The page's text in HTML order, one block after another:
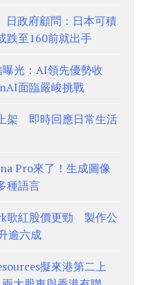
政府顧問：日本可積
跌至160前就出手
光：AI領先優勢收
面臨嚴峻挑戰
架 即時回應日常生活
Pro來了！生成圖像
種語言
歌紅股價更勁 製作公
逾六成
擬來港第二上